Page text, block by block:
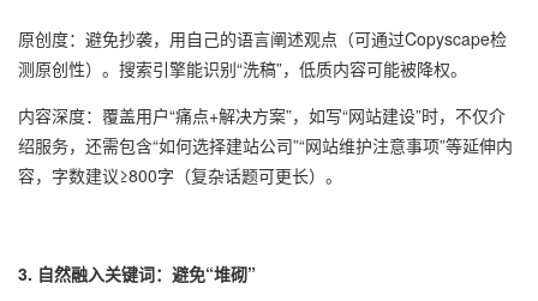
原创度：避免抄袭，用自己的语言阐述观点（可通过Copyscape检
测原创性）。搜索引擎能识别“洗稿”，低质内容可能被降权。
内容深度：覆盖用户“痛点+解决方案”，如写“网站建设”时，不仅介
绍服务，还需包含“如何选择建站公司”“网站维护注意事项”等延伸内
容，字数建议≥800字（复杂话题可更长）。
3. 自然融入关键词：避免“堆砌”